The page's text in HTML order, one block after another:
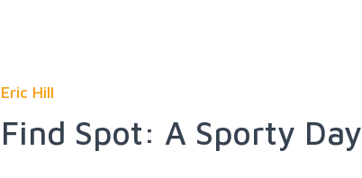
Eric Hill
Find Spot: A Sporty Day